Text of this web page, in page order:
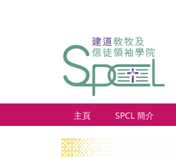
主頁 SPCL 簡介